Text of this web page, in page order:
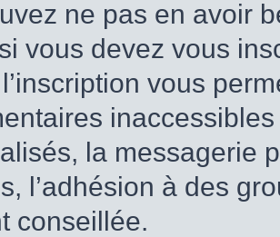
ne pas en avoir
vous devez vous
vous
la messagerie
l’adhésion à des
conseillée.